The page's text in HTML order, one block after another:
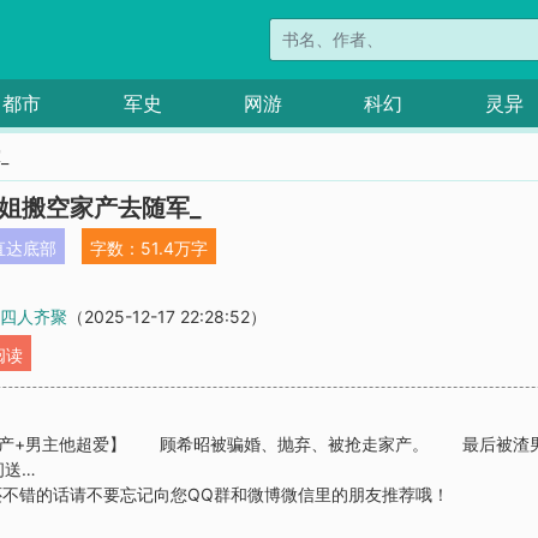
都市 军史 网游 科幻 灵异
搬空家产去随军_
达底部 字数：51.4万字
人齐聚 （2025-12-17 22:28:52）
读
产+男主他超爱】 顾希昭被骗婚、抛弃、被抢走家产。 最后被
送…
错的话请不要忘记向您QQ群和微博微信里的朋友推荐哦！